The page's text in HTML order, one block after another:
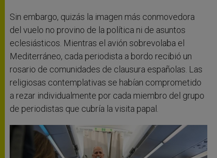
Sin embargo, quizás la imagen más conmovedora
del vuelo no provino de la política ni de asuntos
eclesiásticos. Mientras el avión sobrevolaba el
Mediterráneo, cada periodista a bordo recibió un
rosario de comunidades de clausura españolas. Las
religiosas contemplativas se habían comprometido
a rezar individualmente por cada miembro del grupo
de periodistas que cubría la visita papal.